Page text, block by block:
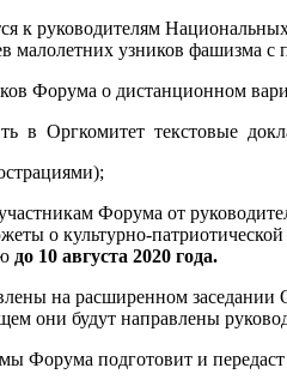
к руководителям
малолетних узников фашизма с
Форума о дистанционном
в Оргкомитет текстовые
Форума от
о культурно-
до 10 августа 2020 года.
на расширенном
они будут направлены
Форума подготовит и